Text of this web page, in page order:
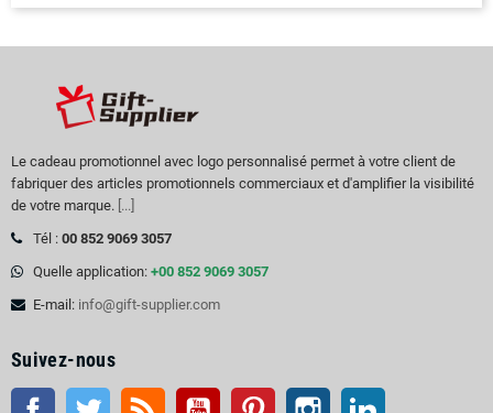
Le cadeau promotionnel avec logo personnalisé permet à votre client de
fabriquer des articles promotionnels commerciaux et d'amplifier la visibilité
de votre marque. [...]
Tél : 00 852 9069 3057
Quelle application: +00 852 9069 3057
E-mail: info@gift-supplier.com
Suivez-nous
Facebook Twitter RSS Youtube Pinterest Instagram